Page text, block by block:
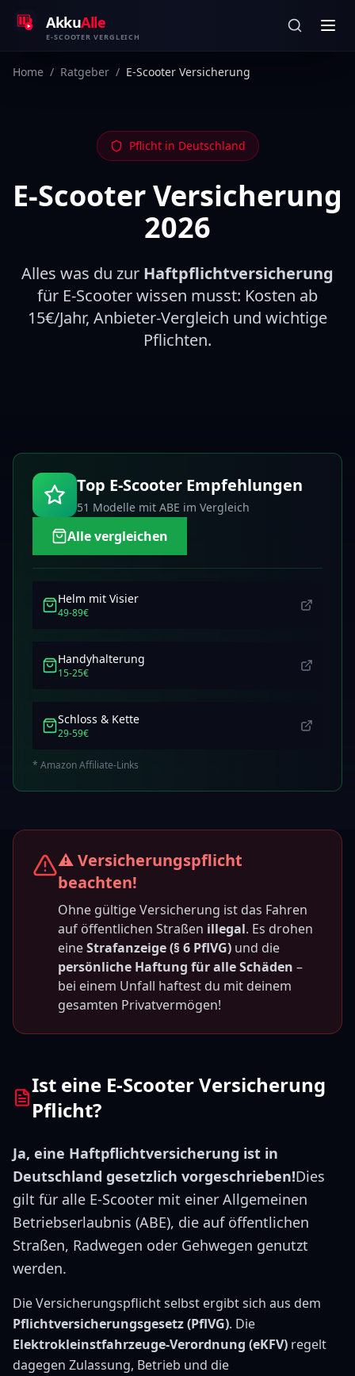
AkkuAlle
E-SCOOTER VERGLEICH
Home / Ratgeber / E-Scooter Versicherung
Pflicht in Deutschland
E-Scooter Versicherung
2026
Alles was du zur Haftpflichtversicherung
für E-Scooter wissen musst: Kosten ab
15€/Jahr, Anbieter-Vergleich und wichtige
Pflichten.
Top E-Scooter Empfehlungen
51 Modelle mit ABE im Vergleich
Alle vergleichen
Helm mit Visier
49-89€
Handyhalterung
15-25€
Schloss & Kette
29-59€
* Amazon Affiliate-Links
⚠️ Versicherungspflicht
beachten!
Ohne gültige Versicherung ist das Fahren
auf öffentlichen Straßen illegal. Es drohen
eineStrafanzeige (§ 6 PflVG) und die
persönliche Haftung für alle Schäden –
bei einem Unfall haftest du mit deinem
gesamten Privatvermögen!
Ist eine E-Scooter Versicherung
Pflicht?
Ja, eine Haftpflichtversicherung ist in
Deutschland gesetzlich vorgeschrieben!Dies
gilt für alle E-Scooter mit einer Allgemeinen
Betriebserlaubnis (ABE), die auf öffentlichen
Straßen, Radwegen oder Gehwegen genutzt
werden.
Die Versicherungspflicht selbst ergibt sich aus dem
Pflichtversicherungsgesetz (PflVG). Die
Elektrokleinstfahrzeuge-Verordnung (eKFV) regelt
dagegen Zulassung, Betrieb und die